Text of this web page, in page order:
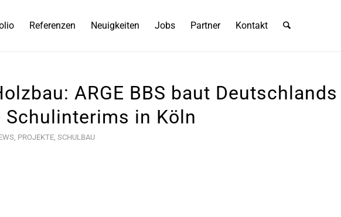
Referenzen Neuigkeiten Jobs Partner Kontakt
ARGE BBS baut Deutschlands
in Köln
, PROJEKTE, SCHULBAU